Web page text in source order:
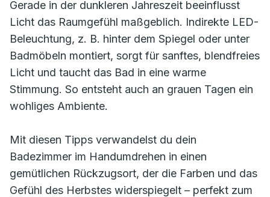
Gerade in der dunkleren Jahreszeit beeinflusst
Licht das Raumgefühl maßgeblich. Indirekte LED-
Beleuchtung, z. B. hinter dem Spiegel oder unter
Badmöbeln montiert, sorgt für sanftes, blendfreies
Licht und taucht das Bad in eine warme
Stimmung. So entsteht auch an grauen Tagen ein
wohliges Ambiente.
Mit diesen Tipps verwandelst du dein
Badezimmer im Handumdrehen in einen
gemütlichen Rückzugsort, der die Farben und das
Gefühl des Herbstes widerspiegelt – perfekt zum